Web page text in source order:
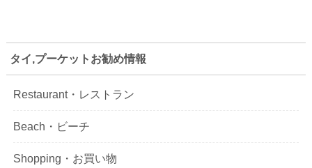
タイ,プーケットお勧め情報
Restaurant・レストラン
Beach・ビーチ
Shopping・お買い物